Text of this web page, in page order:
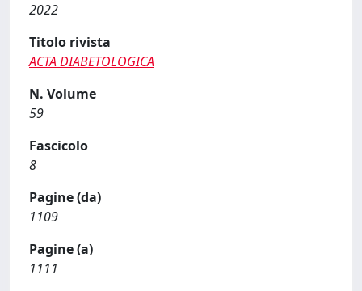
2022
Titolo rivista
ACTA DIABETOLOGICA
N. Volume
59
Fascicolo
8
Pagine (da)
1109
Pagine (a)
1111